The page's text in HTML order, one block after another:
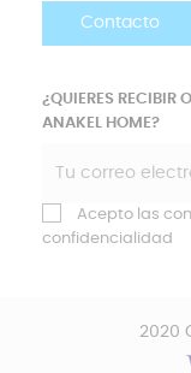
Contacto
¿QUIERES RECIBIR
ANAKEL HOME?
Acepto las
confidencialidad
2020